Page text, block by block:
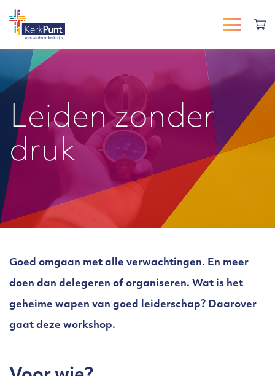
Leiden zonder
druk
Goed omgaan met alle verwachtingen. En meer
doen dan delegeren of organiseren. Wat is het
geheime wapen van goed leiderschap? Daarover
gaat deze workshop.